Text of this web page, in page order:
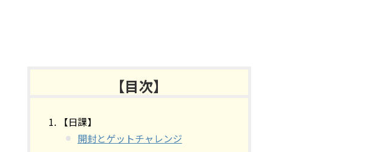
【目次】
【日課】
開封とゲットチャレンジ